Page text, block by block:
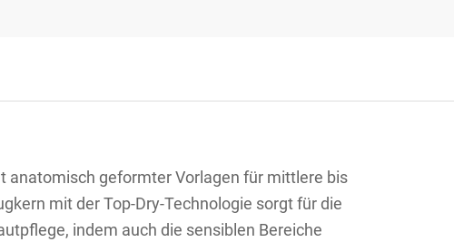
anatomisch geformter Vorlagen für mittlere bis
mit der Top-Dry-Technologie sorgt für die
indem auch die sensiblen Bereiche